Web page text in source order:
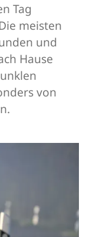
Tag
meisten
und
Hause
von